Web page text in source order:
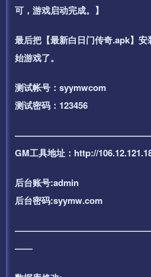
可，游戏启动完成。】
最后把【最新白日门传奇.apk】
始游戏了。
测试帐号：syymwcom
测试密码：123456
GM工具地址：http://
后台账号:admin
后台密码:syymw.com
——